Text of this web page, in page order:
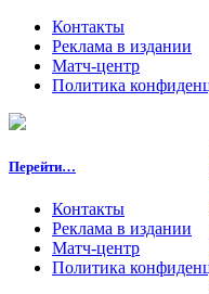
Контакты
Реклама в издании
Матч-центр
Политика
Перейти…
Контакты
Реклама в издании
Матч-центр
Политика